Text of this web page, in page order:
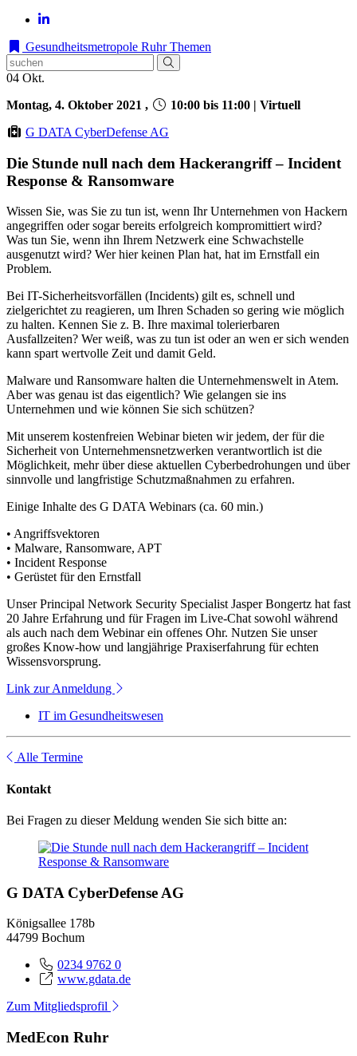
Gesundheitsmetropole Ruhr Themen
04 Okt.
Montag, 4. Oktober 2021 ,
10:00 bis 11:00 | Virtuell
G DATA CyberDefense AG
Die Stunde null nach dem Hackerangriff – Incident
Response & Ransomware
Wissen Sie, was Sie zu tun ist, wenn Ihr Unternehmen von Hackern
angegriffen oder sogar bereits erfolgreich kompromittiert wird?
Was tun Sie, wenn ihn Ihrem Netzwerk eine Schwachstelle
ausgenutzt wird? Wer hier keinen Plan hat, hat im Ernstfall ein
Problem.
Bei IT-Sicherheitsvorfällen (Incidents) gilt es, schnell und
zielgerichtet zu reagieren, um Ihren Schaden so gering wie möglich
zu halten. Kennen Sie z. B. Ihre maximal tolerierbaren
Ausfallzeiten? Wer weiß, was zu tun ist oder an wen er sich wenden
kann spart wertvolle Zeit und damit Geld.
Malware und Ransomware halten die Unternehmenswelt in Atem.
Aber was genau ist das eigentlich? Wie gelangen sie ins
Unternehmen und wie können Sie sich schützen?
Mit unserem kostenfreien Webinar bieten wir jedem, der für die
Sicherheit von Unternehmensnetzwerken verantwortlich ist die
Möglichkeit, mehr über diese aktuellen Cyberbedrohungen und über
sinnvolle und langfristige Schutzmaßnahmen zu erfahren.
Einige Inhalte des G DATA Webinars (ca. 60 min.)
• Angriffsvektoren
• Malware, Ransomware, APT
• Incident Response
• Gerüstet für den Ernstfall
Unser Principal Network Security Specialist Jasper Bongertz hat fast
20 Jahre Erfahrung und für Fragen im Live-Chat sowohl während
als auch nach dem Webinar ein offenes Ohr. Nutzen Sie unser
großes Know-how und langjährige Praxiserfahrung für echten
Wissensvorsprung.
Link zur Anmeldung
IT im Gesundheitswesen
Alle Termine
Kontakt
Bei Fragen zu dieser Meldung wenden Sie sich bitte an:
G DATA CyberDefense AG
Königsallee 178b
44799 Bochum
0234 9762 0
www.gdata.de
Zum Mitgliedsprofil
MedEcon Ruhr